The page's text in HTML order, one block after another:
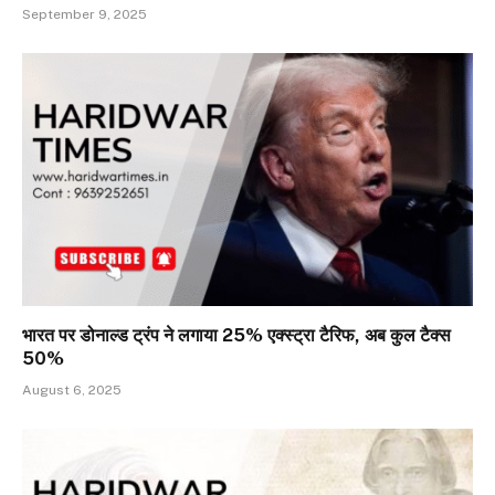
September 9, 2025
भारत पर डोनाल्ड ट्रंप ने लगाया 25% एक्स्ट्रा टैरिफ, अब कुल टैक्स
50%
August 6, 2025